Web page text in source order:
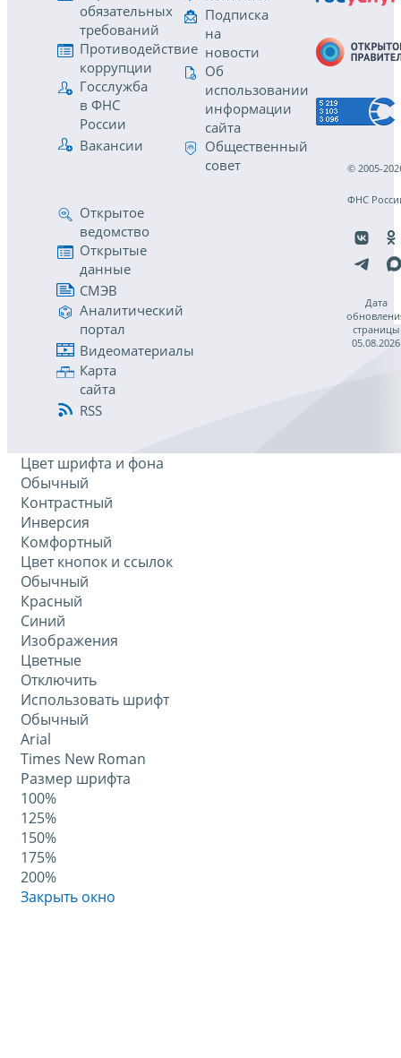
обязательных
требований
Противодействие
коррупции
Госслужба
в ФНС
России
Вакансии
Подписка
на
новости
Об
использовании
информации
сайта
Общественный
совет
Открытое
ведомство
Открытые
данные
СМЭВ
Аналитический
портал
Видеоматериалы
Карта
сайта
RSS
© 2005-
ФНС
Дата
страницы
05.08.2026
Цвет шрифта и фона
Обычный
Контрастный
Инверсия
Комфортный
Цвет кнопок и ссылок
Обычный
Красный
Синий
Изображения
Цветные
Отключить
Использовать шрифт
Обычный
Arial
Times New Roman
Размер шрифта
100%
125%
150%
175%
200%
Закрыть окно